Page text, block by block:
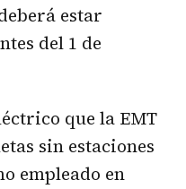
estar
del 1 de
que la EMT
sin estaciones
empleado en